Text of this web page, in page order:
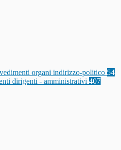
organi indirizzo-politico 54
dirigenti - amministrativi 407